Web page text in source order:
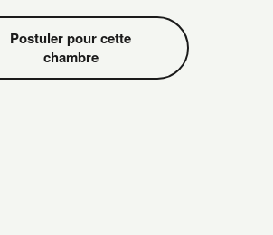
Postuler pour cette
chambre